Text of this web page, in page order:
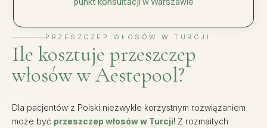
PRZESZCZEP WŁOSÓW W TURCJI
Ile kosztuje przeszczep
włosów w Aestepool?
Dla pacjentów z Polski niezwykle korzystnym rozwiązaniem
może być przeszczep włosów w Turcji! Z rozmaitych